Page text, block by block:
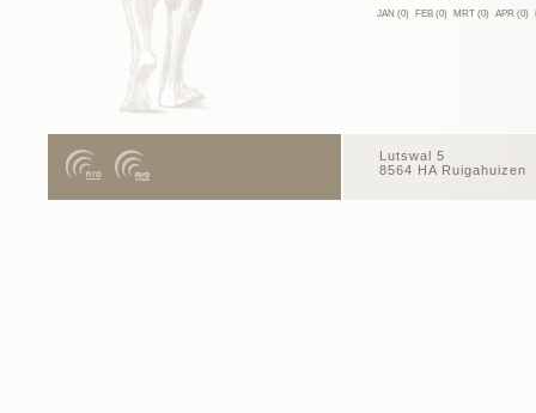
JAN (0) FEB (0) MRT (0) APR (0)
Lutswal 5
8564 HA Ruigahuizen